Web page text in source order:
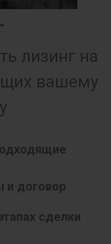
лизинг на
вашему
договор
сделки